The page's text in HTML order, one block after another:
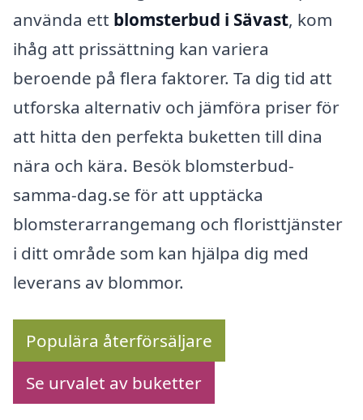
använda ett blomsterbud i Sävast, kom
ihåg att prissättning kan variera
beroende på flera faktorer. Ta dig tid att
utforska alternativ och jämföra priser för
att hitta den perfekta buketten till dina
nära och kära. Besök blomsterbud-
samma-dag.se för att upptäcka
blomsterarrangemang och floristtjänster
i ditt område som kan hjälpa dig med
leverans av blommor.
Populära återförsäljare
Se urvalet av buketter